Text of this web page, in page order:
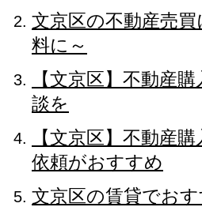
文京区の不動産売
料に～
【文京区】不動産
談を
【文京区】不動産
依頼がおすすめ
文京区の賃貸でお